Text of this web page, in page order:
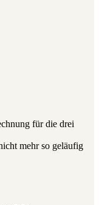
für die drei
mehr so geläufig